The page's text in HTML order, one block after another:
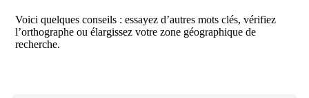
Voici quelques conseils : essayez d’autres mots clés, vérifiez
l’orthographe ou élargissez votre zone géographique de
recherche.